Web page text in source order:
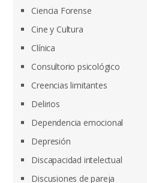
Ciencia Forense
Cine y Cultura
Clínica
Consultorio psicológico
Creencias limitantes
Delirios
Dependencia emocional
Depresión
Discapacidad intelectual
Discusiones de pareja